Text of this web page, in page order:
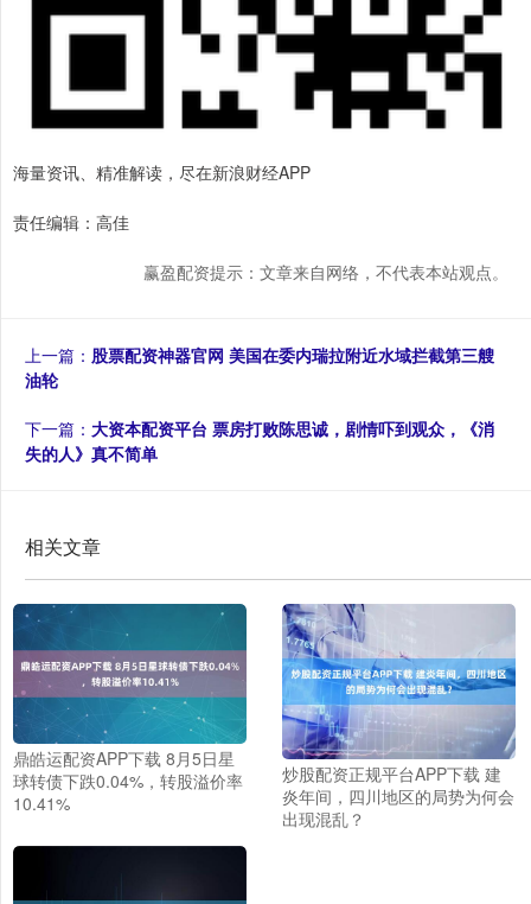
海量资讯、精准解读，尽在新浪财经APP
责任编辑：高佳
赢盈配资提示：文章来自网络，不代表本站观点。
上一篇： 股票配资神器官网 美国在委内瑞拉附近水域拦截第三艘
油轮
下一篇： 大资本配资平台 票房打败陈思诚，剧情吓到观众，《消
失的人》真不简单
相关文章
鼎皓运配资APP下载 8月5日星
球转债下跌0.04%，转股溢价率
10.41%
炒股配资正规平台APP下载 建
炎年间，四川地区的局势为何会
出现混乱？